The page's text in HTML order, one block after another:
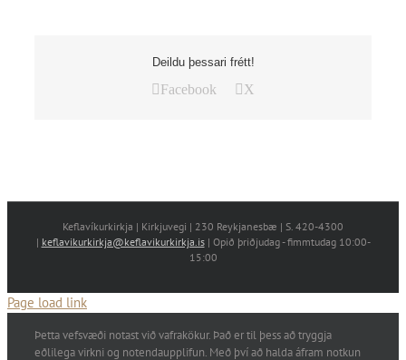
Deildu þessari frétt!
Facebook X
Keflavíkurkirkja | Kirkjuvegi | 230 Reykjanesbæ | S. 420-4300
| keflavikurkirkja@keflavikurkirkja.is| Opið þriðjudag - fimmtudag 10:00-
15:00
Page load link
Þetta vefsvæði notast við vafrakökur. Það er til þess að tryggja
eðlilega virkni og notendaupplifun. Með því að halda áfram notkun